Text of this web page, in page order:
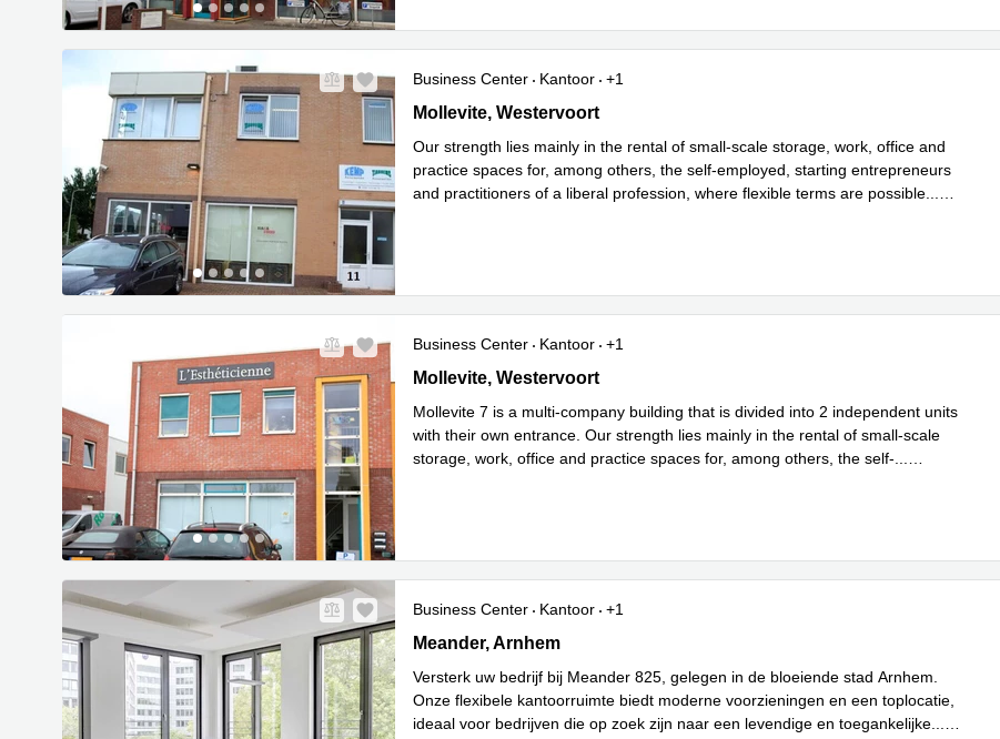
Business Center Kantoor
+1
Mollevite 11, Westervoort
Mollevite, Westervoort
Our strength lies mainly in the rental of small-scale storage, work, office and
practice spaces for, among others, the self-employed, starting entrepreneurs
and practitioners of a liberal profession, where flexible terms are possible
Business Center Kantoor
+1
Mollevite 7, Westervoort
Mollevite, Westervoort
Mollevite 7 is a multi-company building that is divided into 2 independent units
with their own entrance. Our strength lies mainly in the rental of small-scale
storage, work, office and practice spaces for, among others, the self-
Business Center Kantoor
+1
Meander 825,begane grond en 1e verdieping, Arnhem
Meander, Arnhem
Versterk uw bedrijf bij Meander 825, gelegen in de bloeiende stad Arnhem.
Onze flexibele kantoorruimte biedt moderne voorzieningen en een toplocatie,
ideaal voor bedrijven die op zoek zijn naar een levendige en toegankelijke